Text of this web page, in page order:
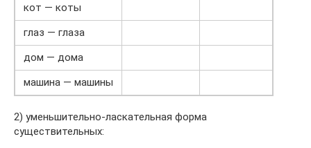
кот — коты
глаз — глаза
дом — дома
машина — машины
2) уменьшительно-ласкательная форма
существительных: